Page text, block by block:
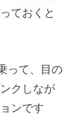
ておくと
って、目の
クしなが
ンです